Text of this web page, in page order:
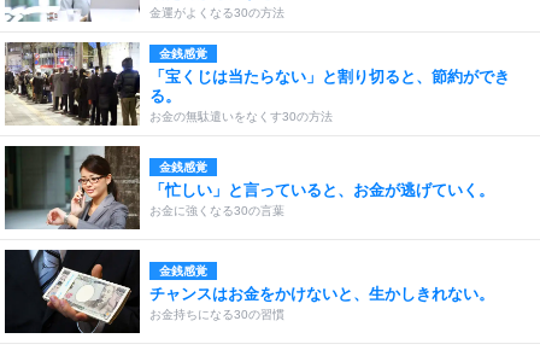
金運がよくなる30の方法
金銭感覚
「宝くじは当たらない」と割り切ると、節約ができ
る。
お金の無駄遣いをなくす30の方法
金銭感覚
「忙しい」と言っていると、お金が逃げていく。
お金に強くなる30の言葉
金銭感覚
チャンスはお金をかけないと、生かしきれない。
お金持ちになる30の習慣